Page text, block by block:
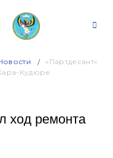
«Партдесант»
Кудюре
ход ремонта